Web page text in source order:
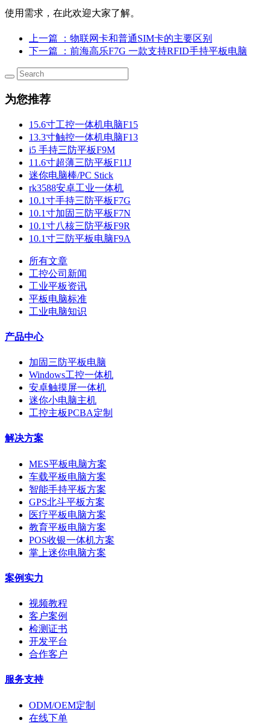
使用需求，在此欢迎大家了解。
上一篇
：物联网卡和普通SIM卡的主要区别
下一篇
：前海高乐F7G 一款支持RFID手持平板电脑
为您推荐
15.6寸工控一体机电脑F15
13.3寸触控一体机电脑F13
i5 手持三防平板F9M
11.6寸超薄三防平板F11J
迷你电脑棒/PC Stick
rk3588安卓工业一体机
10.1寸手持三防平板F7G
10.1寸加固三防平板F7N
10.1寸八核三防平板F9R
10.1寸三防平板电脑F9A
所有文章
工控公司新闻
工业平板资讯
平板电脑标准
工业电脑知识
产品中心
加固三防平板电脑
Windows工控一体机
安卓触摸屏一体机
迷你小电脑主机
工控主板PCBA定制
解决方案
MES平板电脑方案
车载平板电脑方案
智能手持平板方案
GPS北斗平板方案
医疗平板电脑方案
教育平板电脑方案
POS收银一体机方案
掌上迷你电脑方案
案例实力
视频教程
客户案例
检测证书
开发平台
合作客户
服务支持
ODM/OEM定制
在线下单